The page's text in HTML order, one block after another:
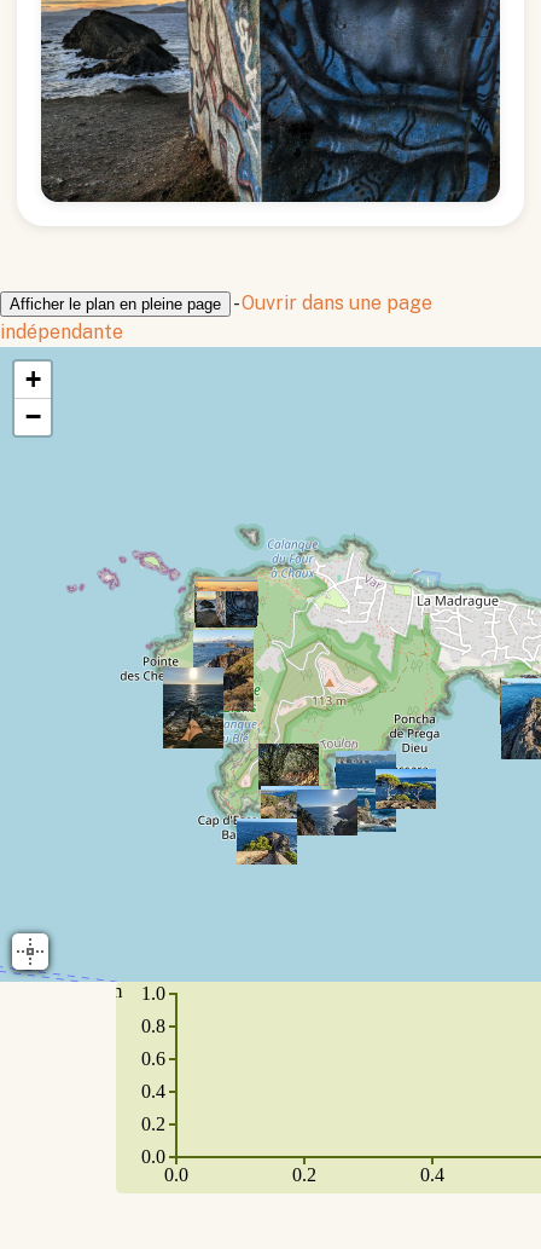
Afficher le plan en pleine page -Ouvrir dans une page
indépendante